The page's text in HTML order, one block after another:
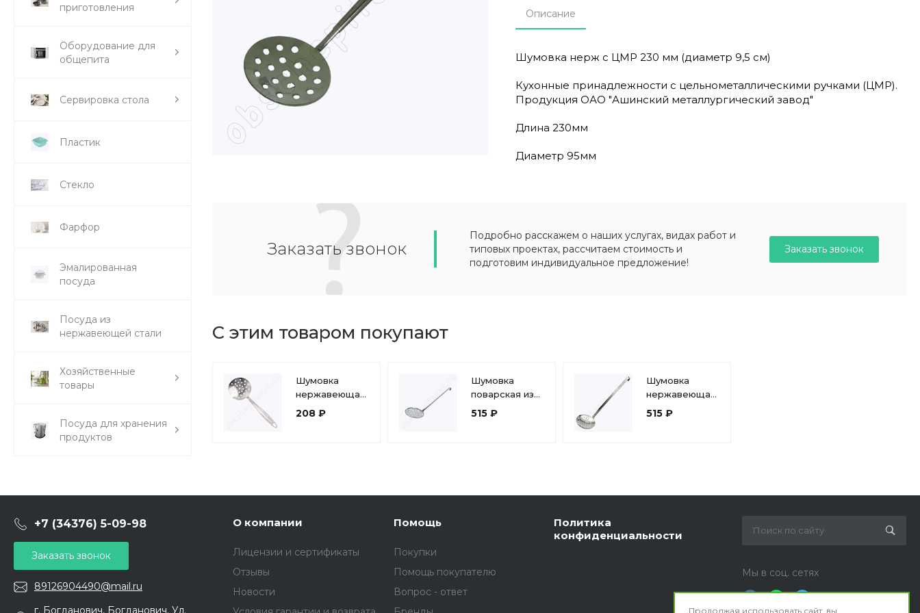
приготовления
Оборудование для
общепита
Сервировка стола
Пластик
Стекло
Фарфор
Эмалированная
посуда
Посуда из
нержавеющей стали
Хозяйственные
товары
Посуда для хранения
продуктов
Описание
Шумовка нерж с ЦМР 230 мм (диаметр 9,5 см)
Кухонные принадлежности с цельнометаллическими ручками (ЦМР).
Продукция ОАО "Ашинский металлургический завод"
Длина 230мм
Диаметр 95мм
Заказать звонок
Подробно расскажем о наших услугах, видах работ и
типовых проектах, рассчитаем стоимость и
подготовим индивидуальное предложение!
Заказать звонок
С этим товаром покупают
Шумовка
нержавеющая
сталь Родник
208 ₽
Шумовка
поварская из
нержавеющей
515 ₽
Шумовка
нержавеющая
сталь
515 ₽
+7 (34376) 5-09-98
Заказать звонок
89126904490@mail.ru
г. Богданович, Богданович. Ул.
О компании
Лицензии и сертификаты
Отзывы
Новости
Помощь
Покупки
Помощь покупателю
Вопрос - ответ
Политика
конфиденциальности
Мы в соц. сетях
Продолжая использовать сайт, вы